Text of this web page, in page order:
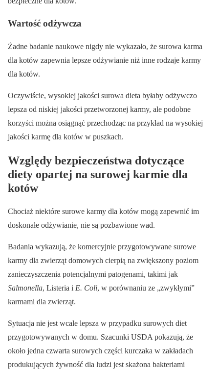
Wartość odżywcza
Żadne badanie naukowe nigdy nie wykazało, że surowa karma
dla kotów zapewnia lepsze odżywianie niż inne rodzaje karmy
dla kotów.
Oczywiście, wysokiej jakości surowa dieta byłaby odżywczo
lepsza od niskiej jakości przetworzonej karmy, ale podobne
korzyści można osiągnąć przechodząc na przykład na wysokiej
jakości karmę dla kotów w puszkach.
Względy bezpieczeństwa dotyczące
diety opartej na surowej karmie dla
kotów
Chociaż niektóre surowe karmy dla kotów mogą zapewnić im
doskonałe odżywianie, nie są pozbawione wad.
Badania wykazują, że komercyjnie przygotowywane surowe
karmy dla zwierząt domowych cierpią na zwiększony poziom
zanieczyszczenia potencjalnymi patogenami, takimi jak
Salmonella, Listeria i E. Coli, w porównaniu ze „zwykłymi”
karmami dla zwierząt.
Sytuacja nie jest wcale lepsza w przypadku surowych diet
przygotowywanych w domu. Szacunki USDA pokazują, że
około jedna czwarta surowych części kurczaka w zakładach
produkujących żywność dla ludzi jest skażona bakteriami